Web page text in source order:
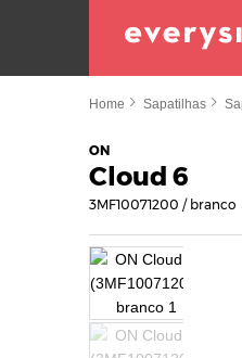
Home Sapatilhas
ON
Cloud 6
3MF10071200 / branco